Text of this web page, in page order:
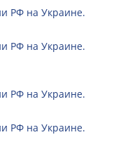
РФ на Украине.
РФ на Украине.
РФ на Украине.
РФ на Украине.